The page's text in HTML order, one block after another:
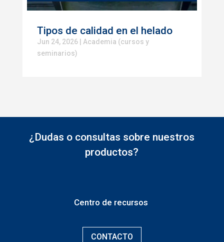
Tipos de calidad en el helado
Jun 24, 2026| Academia (cursos y
seminarios)
¿Dudas o consultas sobre nuestros
productos?
Centro de recursos
CONTACTO